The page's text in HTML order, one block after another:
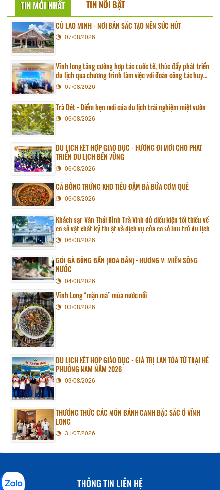
TIN MỚI NHẤT TIN NỔI BẬT
CÙ LAO MINH - NƠI BẢN SẮC TẠO NÊN SỨC HÚT
07/08/2026
Vĩnh long tăng cường hợp tác quốc tế, thúc đẩy phát triển
du lịch qua chương trình làm việc với đoàn công tác huyện
Sunchang (Hàn quốc)
07/08/2026
Trà Đét - Điểm hẹn mới của du lịch trải nghiệm miệt vườn
06/08/2026
DU LỊCH KẾT HỢP GIÁO DỤC - HƯỚNG ĐI MỚI CHO PHÁT
TRIỂN DU LỊCH BỀN VỮNG
06/08/2026
CÁ BỐNG TRỨNG KHO TIÊU ĐẬM ĐÀ BỮA CƠM QUÊ
06/08/2026
Khách sạn Văn Thái Bình Trà Vinh đủ điều kiện tối thiểu về
cơ sở vật chất kỹ thuật và dịch vụ của cơ sở lưu trú du lịch
06/08/2026
GỎI GÀ BÔNG BẦN (HOA BẦN) - HƯƠNG VỊ MIỀN SÔNG
NƯỚC
04/08/2026
Vĩnh Long “mặn mà” mùa nước nổi
03/08/2026
DU LỊCH KẾT HỢP GIÁO DỤC - GIÁ TRỊ LAN TỎA TỪ TRẠI HÈ
PHƯƠNG NAM NĂM 2026
03/08/2026
THƯỞNG THỨC CÁC MÓN BÁNH CANH ĐẶC SẮC Ở VĨNH
LONG
31/07/2026
THÔNG TIN LIÊN HỆ